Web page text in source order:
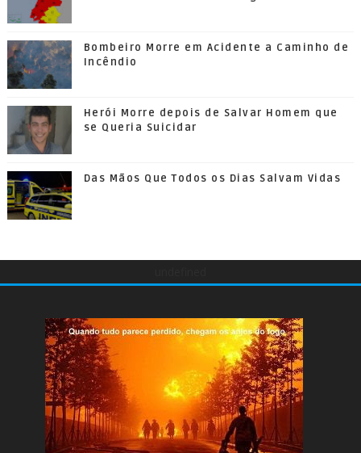
Bombeiro Morre em Acidente a Caminho de
Incêndio
Herói Morre depois de Salvar Homem que
se Queria Suicidar
Das Mãos Que Todos os Dias Salvam Vidas